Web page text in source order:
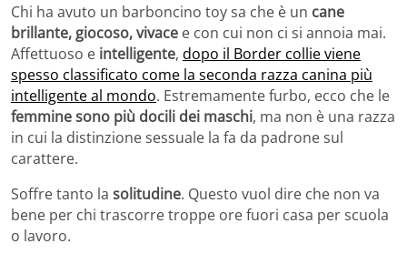
Chi ha avuto un barboncino toy sa che è un cane
brillante, giocoso, vivace e con cui non ci si annoia mai.
Affettuoso e intelligente, dopo il Border collie viene
spesso classificato come la seconda razza canina più
intelligente al mondo. Estremamente furbo, ecco che le
femmine sono più docili dei maschi, ma non è una razza
in cui la distinzione sessuale la fa da padrone sul
carattere.
Soffre tanto la solitudine. Questo vuol dire che non va
bene per chi trascorre troppe ore fuori casa per scuola
o lavoro.